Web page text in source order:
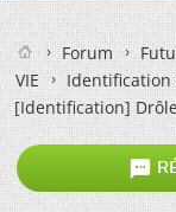
Forum
VIE
Identification
[Identification]
